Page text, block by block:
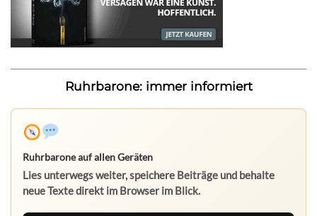
Ruhrbarone: immer informiert
Ruhrbarone auf allen Geräten
Lies unterwegs weiter, speichere Beiträge und behalte
neue Texte direkt im Browser im Blick.